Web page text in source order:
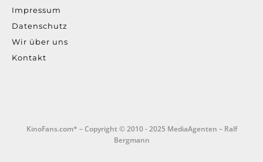
Impressum
Datenschutz
Wir über uns
Kontakt
KinoFans.com* – Copyright © 2010 - 2025 MediaAgenten – Ralf
Bergmann